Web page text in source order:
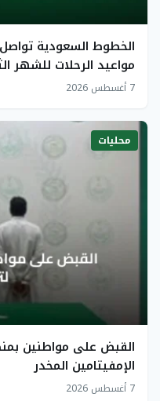
الخطوط السعودية
مواعيد الرحلات للشهر
7 أغسطس 2026
محليات
القبض على مواطنين
الإمفيتامين المخدر
7 أغسطس 2026